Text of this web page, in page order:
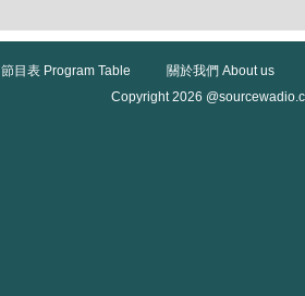
節目表 Program Table
關於我們 About us
Copyright 2026